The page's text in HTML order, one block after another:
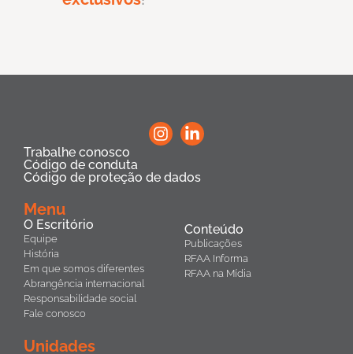
Trabalhe conosco
Código de conduta
Código de proteção de dados
Menu
O Escritório
Equipe
História
Em que somos diferentes
Abrangência internacional
Responsabilidade social
Fale conosco
Conteúdo
Publicações
RFAA Informa
RFAA na Mídia
Unidades